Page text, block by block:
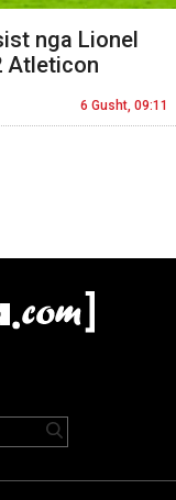
nga Lionel
Atleticon
6 Gusht, 09:11